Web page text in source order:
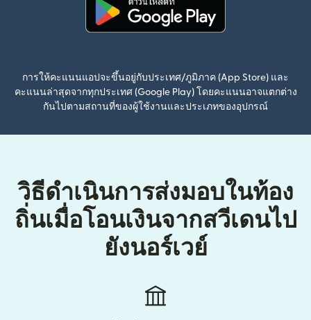
การให้คะแนนแอปจะขึ้นอยู่กับประเทศ/ภูมิภาค (App Store) และ
คะแนนล่าสุดจากทุกประเทศ (Google Play) โดยคะแนนอาจแตกต่าง
กันไปตามสถานที่ของผู้ใช้งานและประเภทของอุปกรณ์
วิธีดำเนินการส่งมอบในท้อง
ถิ่นเมื่อโอนเงินจากสวีเดนไป
ยังนอร์เวย์